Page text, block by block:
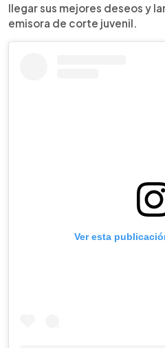
llegar sus mejores deseos y
emisora de corte juvenil.
Ver esta